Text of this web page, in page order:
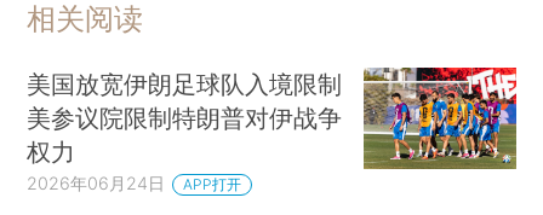
相关阅读
美国放宽伊朗足球队入境限制
美参议院限制特朗普对伊战争
权力
2026年06月24日 APP打开